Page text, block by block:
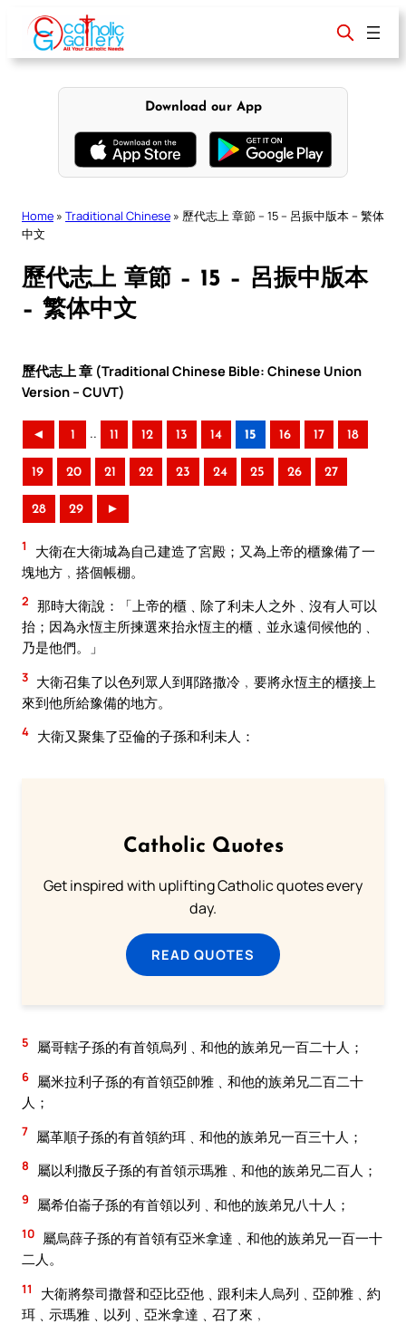
content
Download our App
Home » Traditional Chinese » 歷代志上 章節 – 15 – 呂振中版本 – 繁体
中文
歷代志上 章節 – 15 – 呂振中版本
– 繁体中文
歷代志上 章 (Traditional Chinese Bible: Chinese Union
Version – CUVT)
◄ 1 .. 11 12 13 14 15 16 17 18
19 20 21 22 23 24 25 26 27
28 29 ►
1
大衛在大衛城為自己建造了宮殿；又為上帝的櫃豫備了一
塊地方﹐搭個帳棚。
2 那時大衛說：「上帝的櫃﹑除了利未人之外﹑沒有人可以
抬；因為永恆主所揀選來抬永恆主的櫃﹑並永遠伺候他的﹑
乃是他們。」
3 大衛召集了以色列眾人到耶路撒冷﹐要將永恆主的櫃接上
來到他所給豫備的地方。
4 大衛又聚集了亞倫的子孫和利未人：
Catholic Quotes
Get inspired with uplifting Catholic quotes every
day.
READ QUOTES
5 屬哥轄子孫的有首領烏列﹑和他的族弟兄一百二十人；
6 屬米拉利子孫的有首領亞帥雅﹑和他的族弟兄二百二十
人；
7 屬革順子孫的有首領約珥﹑和他的族弟兄一百三十人；
8 屬以利撒反子孫的有首領示瑪雅﹑和他的族弟兄二百人；
9 屬希伯崙子孫的有首領以列﹑和他的族弟兄八十人；
10 屬烏薛子孫的有首領有亞米拿達﹑和他的族弟兄一百一十
二人。
11
大衛將祭司撒督和亞比亞他﹑跟利未人烏列﹑亞帥雅﹑約
珥﹑示瑪雅﹑以列﹑亞米拿達﹑召了來﹐